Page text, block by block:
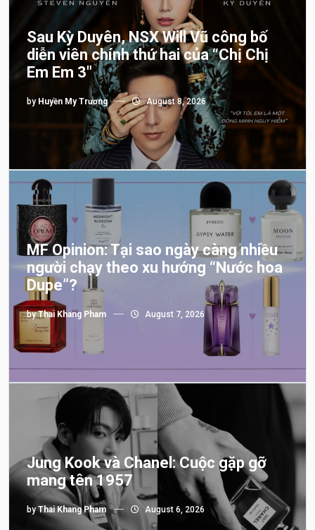
Sau Kỳ Duyên, NSX Will Vũ công bố
diễn viên chính thứ hai của “Chị Chị
Em Em 3″
by Huyền My Trương August 8, 2026
MF Opinion: Tại sao ngày càng nhiều
người chạy theo xu hướng “Nước hoa
Dupe”?
byThai Khang Pham August 7, 2026
Jung Kook và Chanel: Cuộc gặp gỡ
mang tên 1957
byThai Khang Pham August 6, 2026